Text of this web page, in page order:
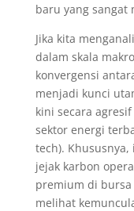
baru yang sangat
Jika kita
dalam skala
konvergensi
menjadi kunci
kini secara
sektor energi
tech).
jejak karbon
premium di bursa
melihat